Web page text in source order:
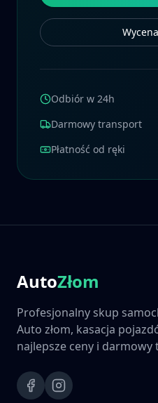
Odbiór w 24h
Darmowy transport
Płatność od ręki
AutoZłom
Profesjonalny skup
Auto złom, kasacja
najlepsze ceny i